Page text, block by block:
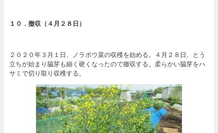
１０． 撤収（４月２８日）
２０２０年３月１日、ノラボウ菜の収穫を始める。４月２８日、とう
立ちが始まり脇芽も細く硬くなったので撤収する。柔らかい脇芽をハ
サミで切り取り収穫する。